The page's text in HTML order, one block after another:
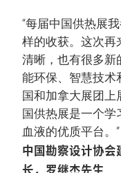
“每届中国供热展
样的收获。这次再
清晰，也有很多新
能环保、智慧技术
国和加拿大展团上
国供热展是一个
血液的优质平台。”
中国勘察设计协
长，罗继杰先生